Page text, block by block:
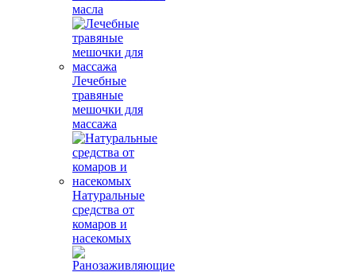
масла
Лечебные
травяные
мешочки для
массажа
Натуральные
средства от
комаров и
насекомых